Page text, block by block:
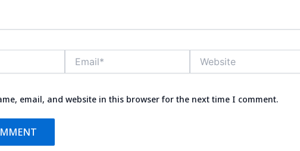
email, and website in this browser for the next time I comment.